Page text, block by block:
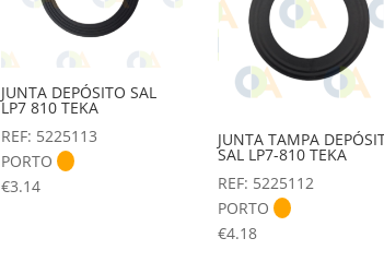
JUNTA DEPÓSITO SAL
LP7 810 TEKA
REF: 5225113
PORTO
€3.14
JUNTA TAMPA
SAL LP7-810 TEKA
REF: 5225112
PORTO
€4.18